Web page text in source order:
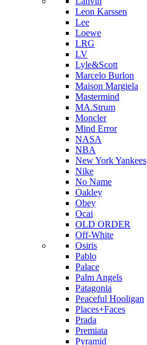
Leon Karssen
Lee
Loewe
LRG
LV
Lyle&Scott
Marcelo Burlon
Maison Margiela
Mastermind
MA.Strum
Moncler
Mind Error
NASA
NBA
New York Yankees
Nike
No Name
Oakley
Obey
Ocai
OLD ORDER
Off-White
Osiris
Pablo
Palace
Palm Angels
Patagonia
Peaceful Hooligan
Places+Faces
Prada
Premiata
Pyramid